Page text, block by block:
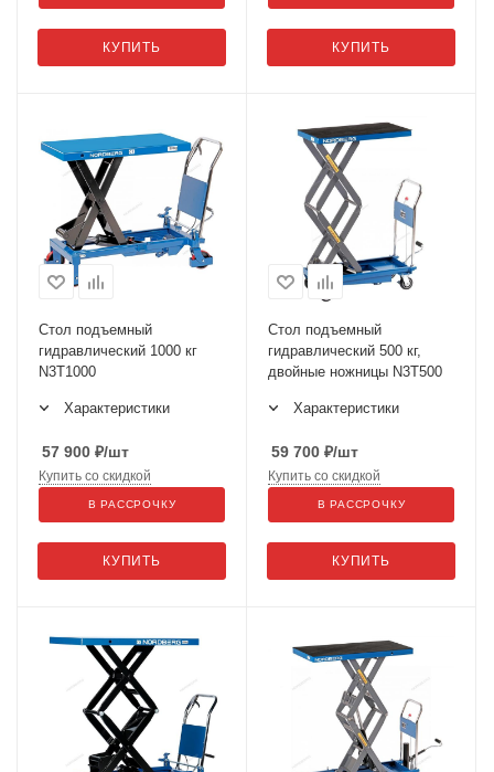
КУПИТЬ КУПИТЬ
Стол подъемный
гидравлический 1000 кг
N3T1000
Характеристики
57 900 ₽/шт
КУПИТЬ
Купить со скидкой
В РАССРОЧКУ
Стол подъемный
гидравлический 500 кг,
двойные ножницы N3T500
Характеристики
59 700 ₽/шт
КУПИТЬ
Купить со скидкой
В РАССРОЧКУ